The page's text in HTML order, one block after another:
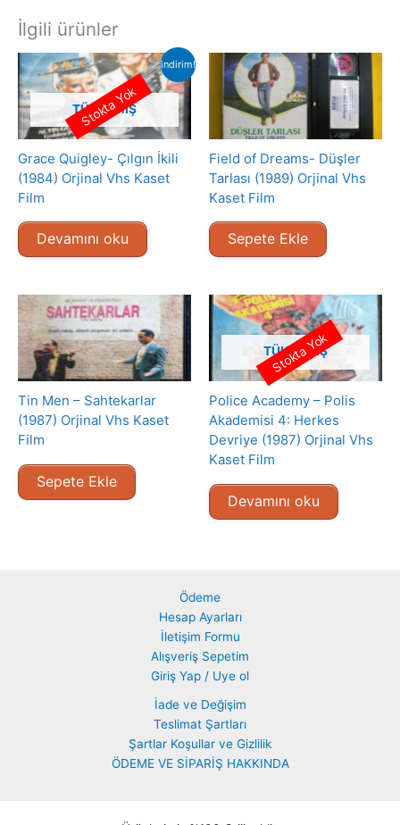
İlgili ürünler
indirim!
TÜKENMIŞ
Grace Quigley- Çılgın İkili
(1984) Orjinal Vhs Kaset
Film
Devamını oku
Stokta Yok
Field of Dreams- Düşler
Tarlası (1989) Orjinal Vhs
Kaset Film
Sepete Ekle
Tin Men – Sahtekarlar
(1987) Orjinal Vhs Kaset
Film
Sepete Ekle
TÜKENMIŞ
Police Academy – Polis
Akademisi 4: Herkes
Devriye (1987) Orjinal Vhs
Kaset Film
Devamını oku
Stokta Yok
Ödeme
Hesap Ayarları
İletişim Formu
Alışveriş Sepetim
Giriş Yap / Uye ol
İade ve Değişim
Teslimat Şartları
Şartlar Koşullar ve Gizlilik
ÖDEME VE SİPARİŞ HAKKINDA